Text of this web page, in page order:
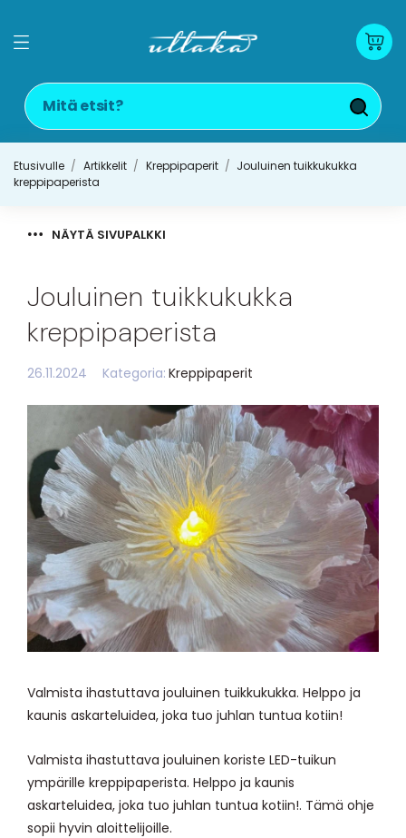
Etusivulle Artikkelit Kreppipaperit
Jouluinen tuikkukukka
kreppipaperista
NÄYTÄ SIVUPALKKI
Jouluinen tuikkukukka
kreppipaperista
26.11.2024 Kategoria: Kreppipaperit
Valmista ihastuttava jouluinen tuikkukukka. Helppo ja
kaunis askarteluidea, joka tuo juhlan tuntua kotiin!
Valmista ihastuttava jouluinen koriste LED-tuikun
ympärille kreppipaperista. Helppo ja kaunis
askarteluidea, joka tuo juhlan tuntua kotiin!. Tämä ohje
sopii hyvin aloittelijoille.